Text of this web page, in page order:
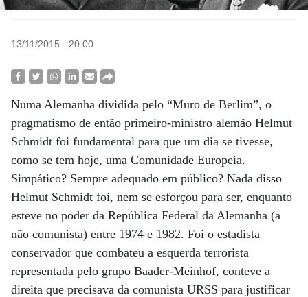
13/11/2015 - 20:00
Numa Alemanha dividida pelo “Muro de Berlim”, o
pragmatismo de então primeiro-ministro alemão Helmut
Schmidt foi fundamental para que um dia se tivesse,
como se tem hoje, uma Comunidade Europeia.
Simpático? Sempre adequado em público? Nada disso
Helmut Schmidt foi, nem se esforçou para ser, enquanto
esteve no poder da República Federal da Alemanha (a
não comunista) entre 1974 e 1982. Foi o estadista
conservador que combateu a esquerda terrorista
representada pelo grupo Baader-Meinhof, conteve a
direita que precisava da comunista URSS para justificar